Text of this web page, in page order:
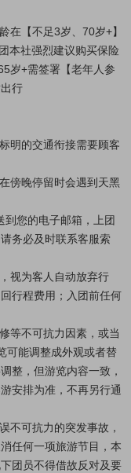
在【不足3岁、70岁+】
本社强烈建议购买保险
岁+需签署【老年人参
行
明的交通衔接需要顾客
傍晚停留时会遇到天黑
到您的电子邮箱，上团
务必及时联系客服索
视为客人自动放弃行
行程费用；入团前任何
等不可抗力因素，或当
可能调整成外观或者替
整，但游览内容一致，
安排为准，不再另行通
不可抗力的突发事故，
任何一项旅游节目，本
团员不得借故反对及要